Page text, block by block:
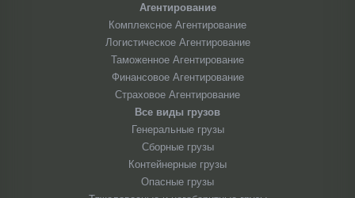
Агентирование
Комплексное Агентирование
Логистическое Агентирование
Таможенное Агентирование
Финансовое Агентирование
Страховое Агентирование
Все виды грузов
Генеральные грузы
Сборные грузы
Контейнерные грузы
Опасные грузы